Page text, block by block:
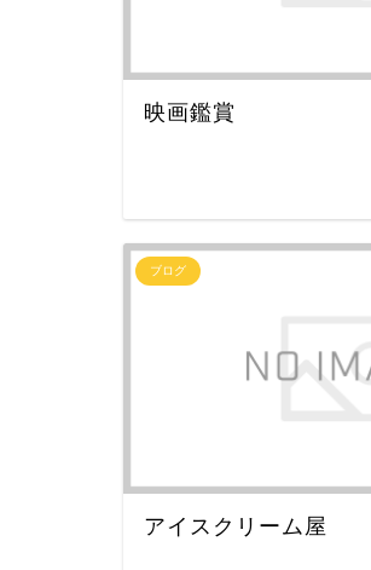
映画鑑賞
ブログ
アイスクリーム屋